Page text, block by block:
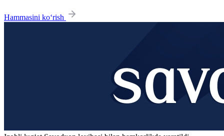
Hammasini ko‘rish